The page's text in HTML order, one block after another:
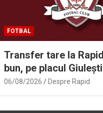
FOTBAL
Transfer tare la
bun, pe placul
Sport.ro
06/08/2026 Despre Rapid